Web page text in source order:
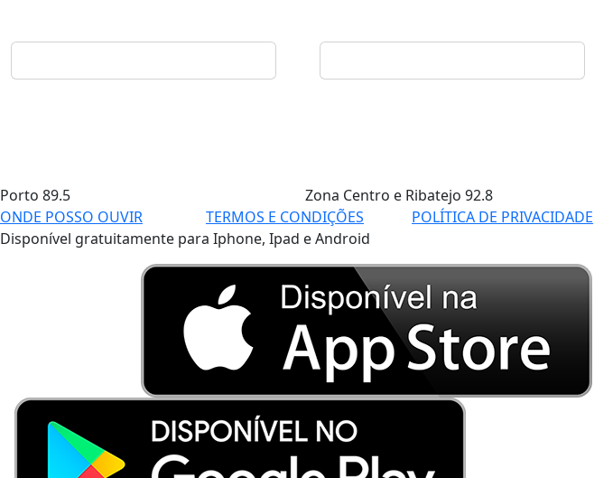
Porto 89.5 Zona Centro e Ribatejo 92.8
ONDE POSSO OUVIR
TERMOS E CONDIÇÕES POLÍTICA DE PRIVACIDADE
Disponível gratuitamente para Iphone, Ipad e Android